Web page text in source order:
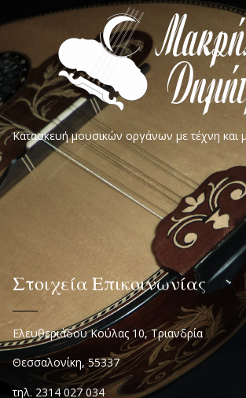
Κατασκευή μουσικών οργάνων με τέχνη και
Στοιχεία Επικοινωνίας
Ελευθεριάδου Κούλας 10, Τριανδρία
Θεσσαλονίκη, 55337
τηλ. 2314 027 034